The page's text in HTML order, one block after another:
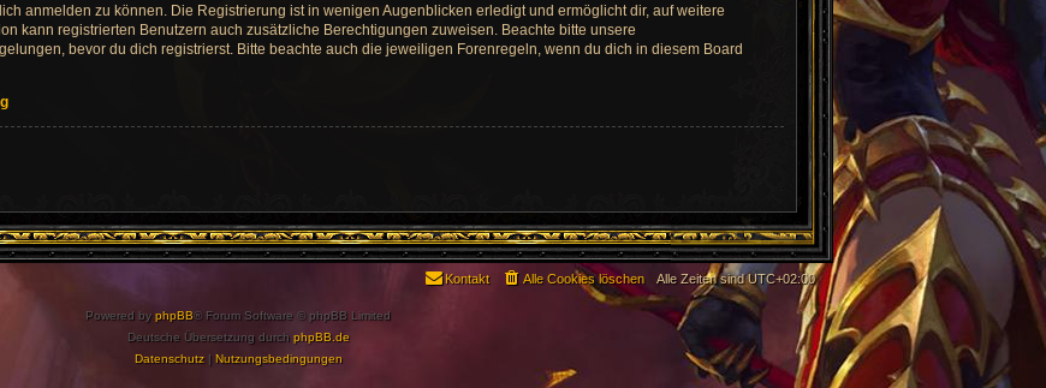
anmelden zu können. Die Registrierung ist in wenigen Augenblicken erledigt und ermöglicht dir, auf weitere
kann registrierten Benutzern auch zusätzliche Berechtigungen zuweisen. Beachte bitte unsere
bevor du dich registrierst. Bitte beachte auch die jeweiligen Forenregeln, wenn du dich in diesem Board
Alle Zeiten sindUTC+02:00
Alle Cookies löschen
Kontakt
Powered byphpBB® Forum Software © phpBB Limited
Deutsche Übersetzung durch phpBB.de
Datenschutz| Nutzungsbedingungen